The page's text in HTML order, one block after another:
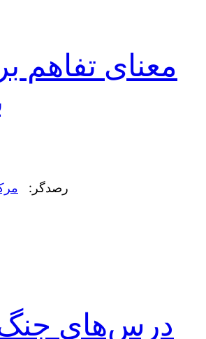
معنای تفاهم
رصدگر:
درس‌های جنگ